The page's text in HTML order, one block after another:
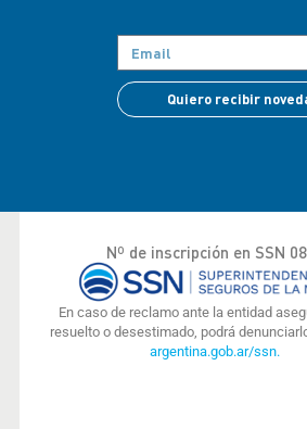
Quiero recibir
Nº de inscripción en SSN
En caso de reclamo ante la entidad
resuelto o desestimado, podrá
argentina.gob.ar/ssn.